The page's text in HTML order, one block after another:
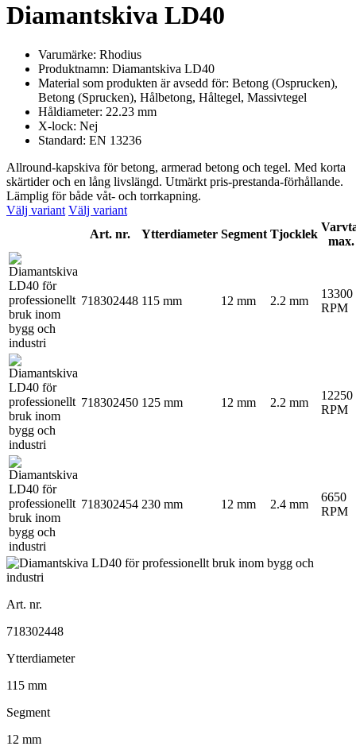
Diamantskiva LD40
Varumärke: Rhodius
Produktnamn: Diamantskiva LD40
Material som produkten är avsedd för: Betong (Osprucken),
Betong (Sprucken), Hålbetong, Håltegel, Massivtegel
Håldiameter: 22.23 mm
X-lock: Nej
Standard: EN 13236
Allround-kapskiva för betong, armerad betong och tegel. Med korta
skärtider och en lång livslängd. Utmärkt pris-prestanda-förhållande.
Lämplig för både våt- och torrkapning.
Välj variant Välj variant
Art. nr.
Ytterdiameter Segment Tjocklek
max.
718302448 115 mm 12 mm 2.2 mm
13300
RPM
718302450 125 mm 12 mm 2.2 mm
12250
RPM
718302454 230 mm 12 mm 2.4 mm
6650
RPM
Art. nr.
718302448
Ytterdiameter
115 mm
Segment
12 mm